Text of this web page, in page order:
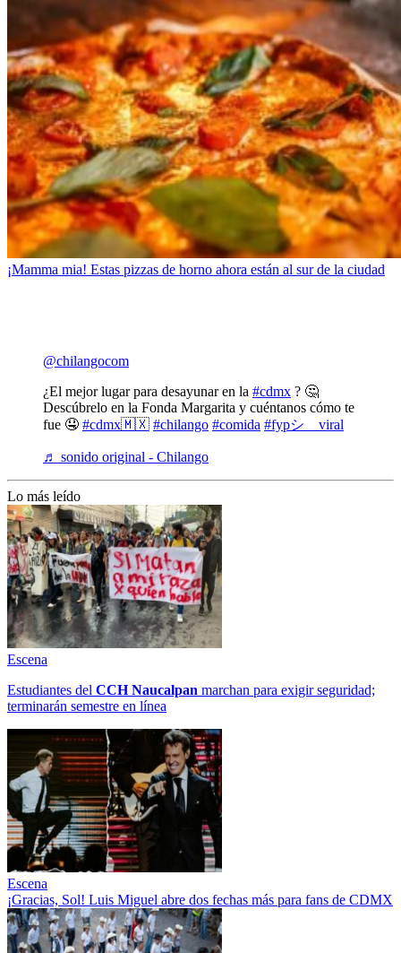
¡Mamma mia! Estas pizzas de horno ahora están al sur de la ciudad
@chilangocom
¿El mejor lugar para desayunar en la #cdmx ? 🤔
Descúbrelo en la Fonda Margarita y cuéntanos cómo te
fue 🤤 #cdmx🇲🇽 #chilango #comida #fypシ゚viral
♬ sonido original - Chilango
Lo más leído
Escena
Estudiantes del CCH Naucalpan marchan para exigir seguridad;
terminarán semestre en línea
Escena
¡Gracias, Sol! Luis Miguel abre dos fechas más para fans de CDMX